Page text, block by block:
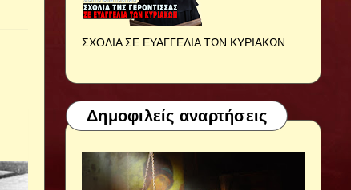
ΣΧΟΛΙΑ ΣΕ ΕΥΑΓΓΕΛΙΑ ΤΩΝ ΚΥΡΙΑΚΩΝ
Δημοφιλείς αναρτήσεις